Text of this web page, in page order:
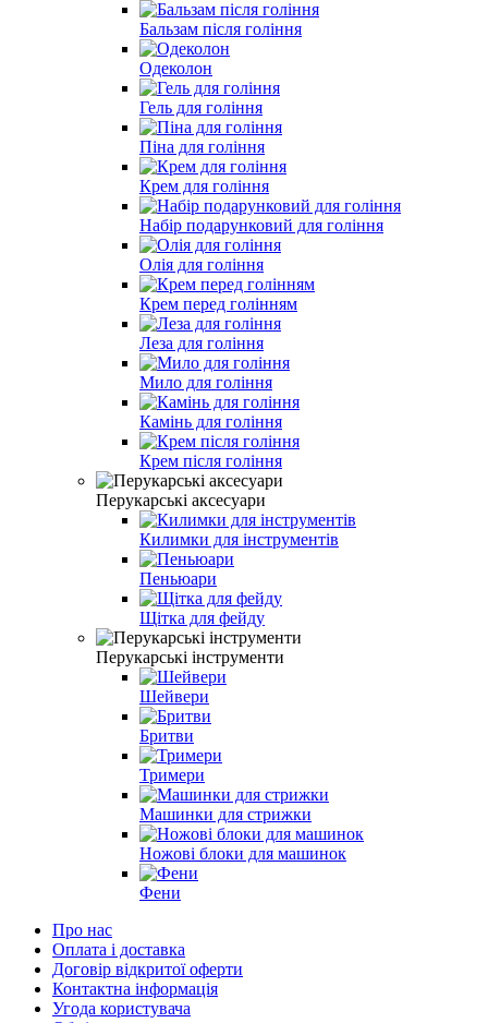
Бальзам після гоління
Одеколон
Гель для гоління
Піна для гоління
Крем для гоління
Набір подарунковий для гоління
Олія для гоління
Крем перед голінням
Леза для гоління
Мило для гоління
Камінь для гоління
Крем після гоління
Перукарські аксесуари
Килимки для інструментів
Пеньюари
Щітка для фейду
Перукарські інструменти
Шейвери
Бритви
Тримери
Машинки для стрижки
Ножові блоки для машинок
Фени
Про нас
Оплата і доставка
Договір відкритої оферти
Контактна інформація
Угода користувача